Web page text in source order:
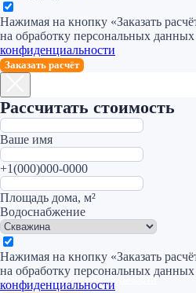
Нажимая на кнопку «Заказать
на обработку персональных данных
конфиденциальности
Заказать расчёт
Рассчитать стоимость
Ваше имя
+1(000)000-0000
Площадь дома, м²
Водоснабжение
Нажимая на кнопку «Заказать
на обработку персональных данных
конфиденциальности